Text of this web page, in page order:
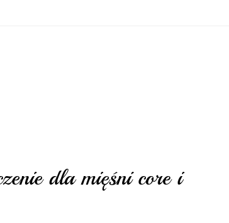
dla mięśni core i